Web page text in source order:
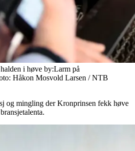
i høve by:Larm på
Håkon Mosvold Larsen / NTB
og mingling der Kronprinsen fekk høve